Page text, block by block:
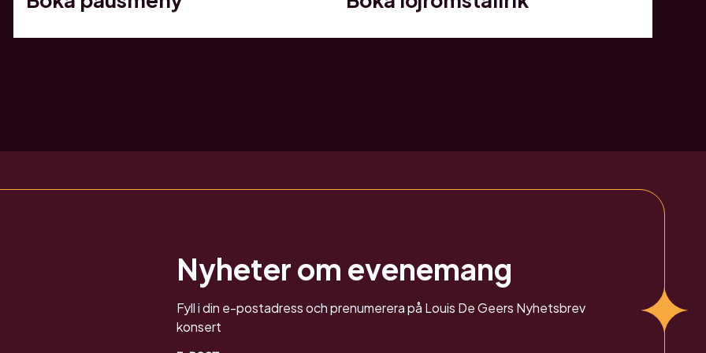
Nyheter om evenemang
Fyll i din e-postadress och prenumerera på Louis De Geers Nyhetsbrev
konsert